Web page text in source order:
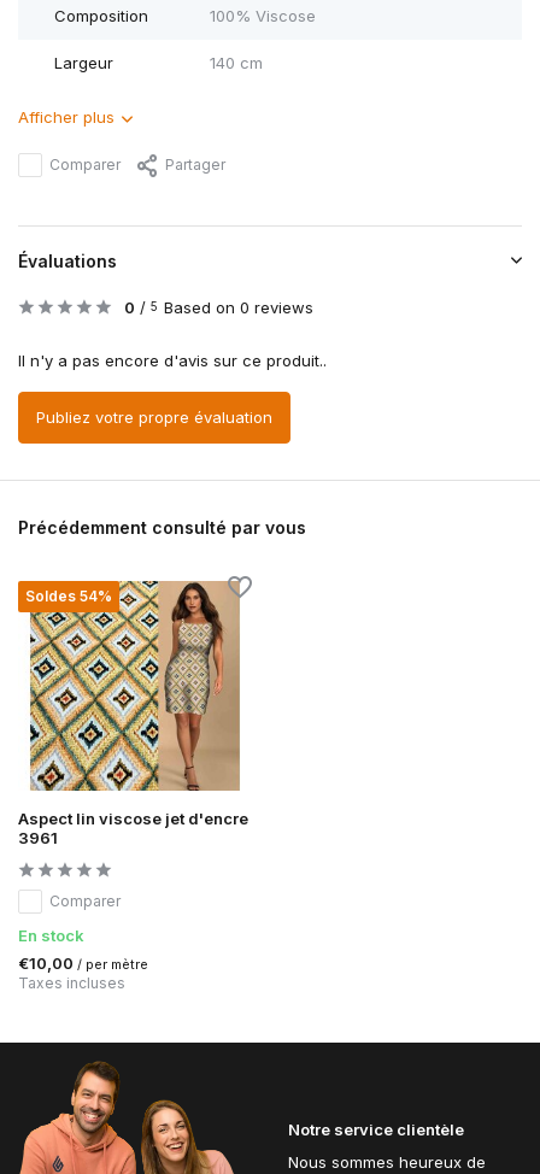
Composition 100% Viscose
Largeur 140 cm
Afficher plus
Comparer Partager
Évaluations
0 / 5 Based on 0 reviews
Il n'y a pas encore d'avis sur ce produit..
Publiez votre propre évaluation
Précédemment consulté par vous
Soldes 54%
Aspect lin viscose jet d'encre
3961
Comparer
En stock
€10,00 / per mètre
Taxes incluses
Notre service clientèle
Nous sommes heureux de